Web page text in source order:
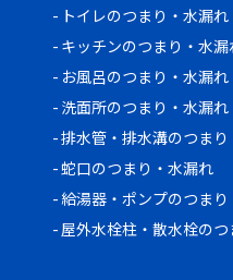
トイレのつまり・水漏れ
キッチンのつまり・水漏
お風呂のつまり・水漏れ
洗面所のつまり・水漏れ
排水管・排水溝のつま
蛇口のつまり・水漏れ
給湯器・ポンプのつま
屋外水栓柱・散水栓の